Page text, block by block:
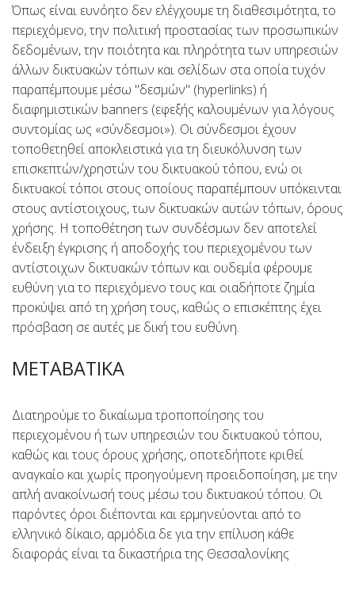
Όπως είναι ευνόητο δεν ελέγχουμε τη διαθεσιμότητα, το
περιεχόμενο, την πολιτική προστασίας των προσωπικών
δεδομένων, την ποιότητα και πληρότητα των υπηρεσιών
άλλων δικτυακών τόπων και σελίδων στα οποία τυχόν
παραπέμπουμε μέσω "δεσμών" (hyperlinks) ή
διαφημιστικών banners (εφεξής καλουμένων για λόγους
συντομίας ως «σύνδεσμοι»). Οι σύνδεσμοι έχουν
τοποθετηθεί αποκλειστικά για τη διευκόλυνση των
επισκεπτών/χρηστών του δικτυακού τόπου, ενώ οι
δικτυακοί τόποι στους οποίους παραπέμπουν υπόκεινται
στους αντίστοιχους, των δικτυακών αυτών τόπων, όρους
χρήσης. Η τοποθέτηση των συνδέσμων δεν αποτελεί
ένδειξη έγκρισης ή αποδοχής του περιεχομένου των
αντίστοιχων δικτυακών τόπων και ουδεμία φέρουμε
ευθύνη για το περιεχόμενο τους και οιαδήποτε ζημία
προκύψει από τη χρήση τους, καθώς ο επισκέπτης έχει
πρόσβαση σε αυτές με δική του ευθύνη.
ΜΕΤΑΒΑΤΙΚΑ
Διατηρούμε το δικαίωμα τροποποίησης του
περιεχομένου ή των υπηρεσιών του δικτυακού τόπου,
καθώς και τους όρους χρήσης, οποτεδήποτε κριθεί
αναγκαίο και χωρίς προηγούμενη προειδοποίηση, με την
απλή ανακοίνωσή τους μέσω του δικτυακού τόπου. Οι
παρόντες όροι διέπονται και ερμηνεύονται από το
ελληνικό δίκαιο, αρμόδια δε για την επίλυση κάθε
διαφοράς είναι τα δικαστήρια της Θεσσαλονίκης